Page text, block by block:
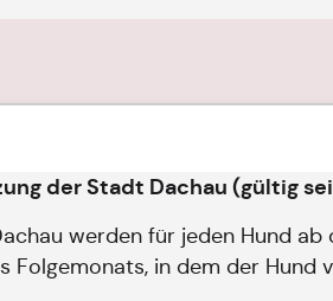
der Stadt Dachau (gültig
werden für jeden Hund
Folgemonats, in dem der Hund